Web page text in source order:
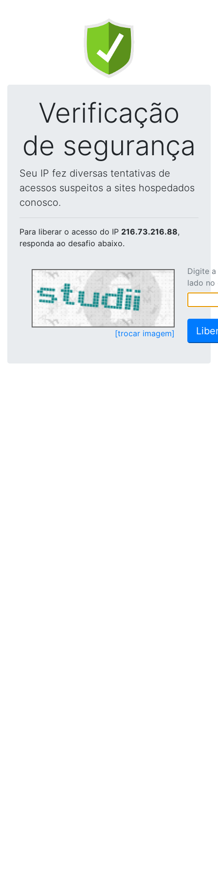
Verificação
de segurança
Seu IP fez diversas tentativas de
acessos suspeitos a sites hospedados
conosco.
Para liberar o acesso do IP 216.73.216.88,
responda ao desafio abaixo.
[trocar imagem]
Digite
lado no